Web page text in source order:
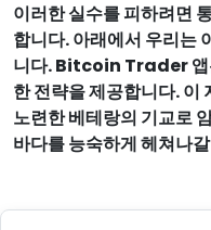
이러한 실수를 피하려면
합니다. 아래에서 우리는
니다. Bitcoin Trader 앱
한 전략을 제공합니다. 이
노련한 베테랑의 기교로
바다를 능숙하게 헤쳐나